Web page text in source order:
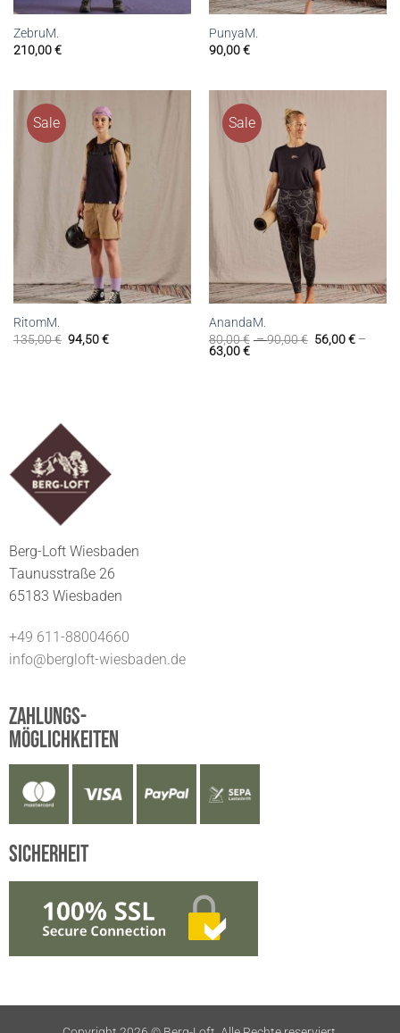
ZebruM.
210,00€
PunyaM.
90,00€
Sale
RitomM.
135,00€ 94,50€
Sale
AnandaM.
80,00€ –90,00€ 56,00€–
63,00€
Berg-Loft Wiesbaden
Taunusstraße 26
65183 Wiesbaden
+49 611-88004660
info@bergloft-wiesbaden.de
Zahlungs-
möglichkeiten
Sicherheit